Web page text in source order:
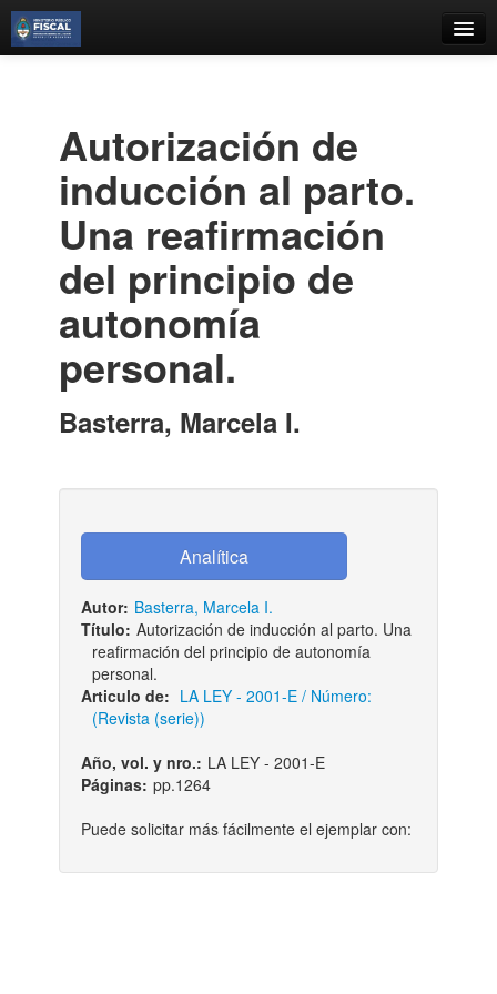
Estantes Virtuales
Contacto
Iniciar sesión
Autorización de
inducción al parto.
Una reafirmación
del principio de
autonomía
personal.
Basterra, Marcela I.
Autor: Basterra, Marcela I.
Título: Autorización de inducción al parto. Una
reafirmación del principio de autonomía
personal.
Articulo de: LA LEY - 2001-E / Número:
(Revista (serie))
Año, vol. y nro.: LA LEY - 2001-E
Páginas: pp.1264
Puede solicitar más fácilmente el ejemplar con: